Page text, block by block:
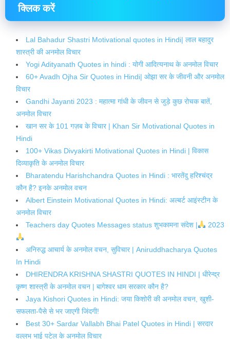
क्लिककरें
Lal Bahadur Shastri Motivational quotes in Hindi| लाल बहादुर
शास्त्री की अनमोल विचार
Yogi Adityanath Quotes in hindi : योगी आदित्यनाथ के अनमोल विचार
60+ Avadh Ojha Sir Quotes in Hindi| ओझा सर के जीवनी और अनमोल
विचार
Gandhi Jayanti 2023 : महात्मा गांधी के जीवन से जुड़े कुछ रोचक बातें,
अनमोल विचार
खान सर के 101 गज़ब के विचार | Khan Sir Motivational Quotes in
Hindi
100+ Vikas Divyakirti Motivational Quotes in Hindi | विकास
दिव्याकृति के अनमोल विचार
Bharatendu Harishchandra Quotes in Hindi : भारतेंदु हरिश्चंद्र
कौन है? इनके अनमोल वचन
Albert Einstein Motivational Quotes in Hindi: अल्बर्ट आइंस्टीन के
अनमोल विचार
Teachers day Quotes Messages status शुभकामना संदेश |
2023
अनिरुद्ध आचार्य के अनमोल वचन, सुविचार | Aniruddhacharya Quotes
In Hindi
DHIRENDRA KRISHNA SHASTRI QUOTES IN HINDI | धीरेन्द्र
कृष्ण शास्त्री के अनमोल वचन | बागेश्वर धाम सरकार कौन है?
Jaya Kishori Quotes in Hindi: जया किशोरी की अनमोल वचन, खुशी-
सफलता-पैसे से भर जाएगी जिंदगी!
Best 30+ Sardar Vallabh Bhai Patel Quotes in Hindi | सरदार
वल्लभ भाई पटेल के अनमोल विचार